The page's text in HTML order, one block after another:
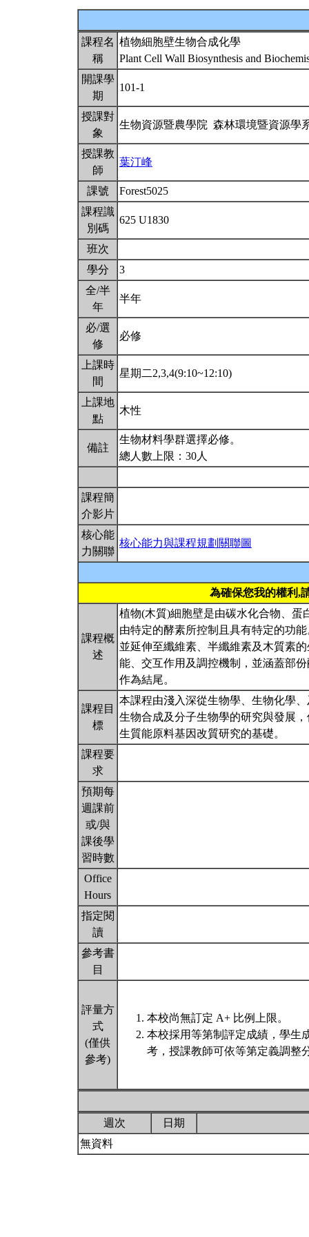
課程名
稱
植物細胞壁生物合成化學
Plant Cell Wall Biosynthesis and
開課學
期
101-1
授課對
象
生物資源暨農學院 森林環境暨資源學
授課教
師
葉汀峰
課號
Forest5025
課程識
別碼
625 U1830
班次
學分
3
全/半
年
半年
必/選
修
必修
上課時
間
星期二2,3,4(9:10~12:10)
上課地
點
木性
備註
生物材料學群選擇必修。
總人數上限：30人
課程簡
介影片
核心能
力關聯
核心能力與課程規劃關聯圖
為確保您我的權利,
課程概
述
植物(木質)細胞壁是由碳水化合物、
由特定的酵素所控制且具有特定的功
並延伸至纖維素、半纖維素及木質素
能、交互作用及調控機制，並涵蓋部
作為結尾。
課程目
標
本課程由淺入深從生物學、生物化學
生物合成及分子生物學的研究與發展
生質能原料基因改質研究的基礎。
課程要
求
預期每
週課前
或/與
課後學
習時數
Office
Hours
指定閱
讀
參考書
目
評量方
式
(僅供
參考)
本校尚無訂定 A+ 比例上限。
本校採用等第制評定成績，學生
考，授課教師可依等第定義調整
週次
日期
無資料